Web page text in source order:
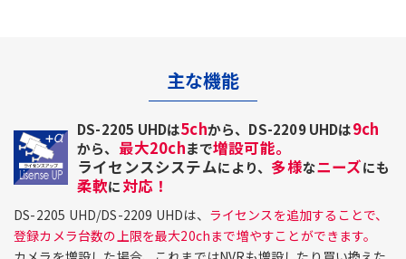
主な機能
DS-2205 UHDは5chから、DS-2209 UHDは9ch
から、 最大20chまで増設可能。
ライセンスシステムにより、 多様なニーズにも
柔軟に対応！
DS-2205 UHD/DS-2209 UHDは、 ライセンスを追加することで、
登録カメラ台数の上限を最大20chまで増やすことができます。